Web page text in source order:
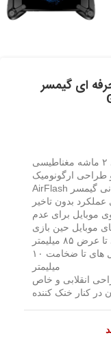
ای گیمسر
طراحی ارگونومیک
✅ تکنولوژی انحصاری کمپانی گیمسر AirFlash
عملکرد بدون تاخیر
موبایل برای عدم
موبایل حین بازی
میلیمتر
✅ سازگار با تمام موبایل های تا ضخامت ۱۰
میلیمتر
انقلابی و خاص
در کنار خنک کننده